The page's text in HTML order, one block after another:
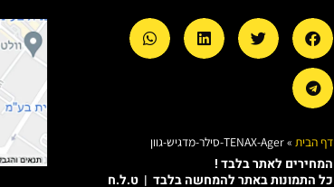
דף הבית »TENAX-Ager-סילר-מדגיש-גוון
המחירים לאתר בלבד !
כל התמונות באתר להמחשה בלבד | ט.ל.ח